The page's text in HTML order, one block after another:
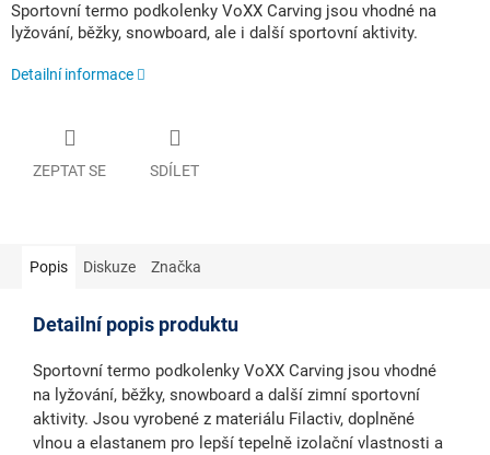
Sportovní termo podkolenky VoXX Carving jsou vhodné na
lyžování, běžky, snowboard, ale i další sportovní aktivity.
Detailní informace
ZEPTAT SE SDÍLET
Popis Diskuze Značka
Detailní popis produktu
Sportovní termo podkolenky VoXX Carving jsou vhodné
na lyžování, běžky, snowboard a další zimní sportovní
aktivity. Jsou vyrobené z materiálu Filactiv, doplněné
vlnou a elastanem pro lepší tepelně izolační vlastnosti a